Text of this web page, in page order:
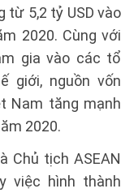
từ 5,2 tỷ USD vào
2020. Cùng với
gia vào các tổ
giới, nguồn vốn
Nam tăng mạnh
2020.
Chủ tịch ASEAN
việc hình thành